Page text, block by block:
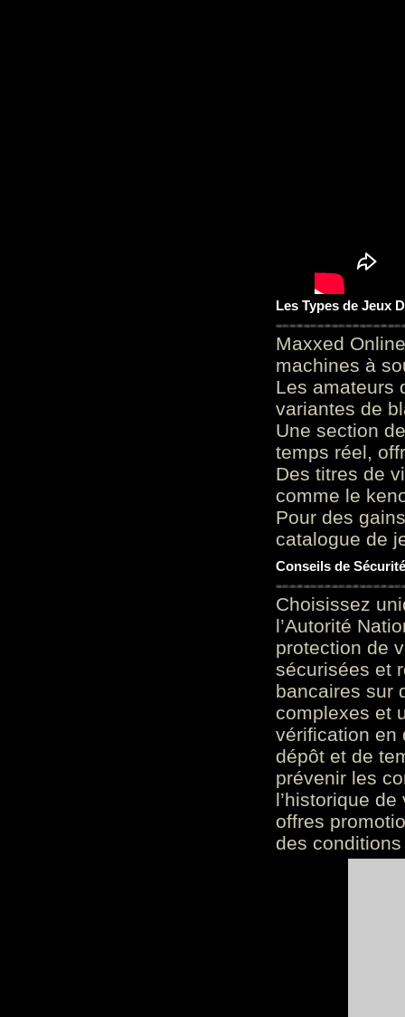
Les Types de Jeux
Maxxed
machines à
Les amateurs
variantes de
Une section
temps réel,
Des titres de
comme le
Pour des
catalogue de
Conseils de
Choisissez
l’Autorité
protection de
sécurisées et
bancaires sur
complexes et
vérification en
dépôt et de
prévenir les
l’historique
offres
des